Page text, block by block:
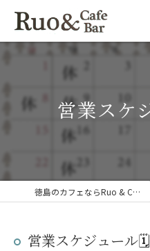
営業スケ
徳島のカフェならRuo & Cafe Bar
営業スケジュール